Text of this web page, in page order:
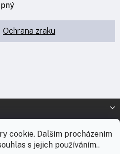
cookie. Dalším procházením
s jejich používáním..
Ochrana zraku